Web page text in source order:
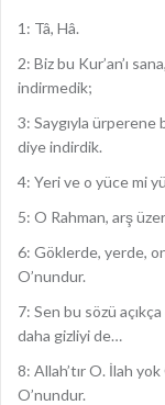
1: Tâ, Hâ.
2: Biz bu Kur’an’ı
indirmedik;
3: Saygıyla
diye indirdik.
4: Yeri ve o yüce mi
5: O Rahman, arş
6: Göklerde, yerde,
O’nundur.
7: Sen bu sözü
daha gizliyi de…
8: Allah’tır O. İlah
O’nundur.